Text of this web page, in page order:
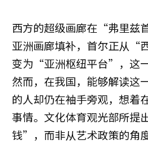
西方的超级画廊在“弗里兹
亚洲画廊填补，首尔正从“
变为“亚洲枢纽平台”，这
然而，在我国，能够解读这
的人却仍在袖手旁观，想着
事情。文化体育观光部所
钱”，而非从艺术政策的角